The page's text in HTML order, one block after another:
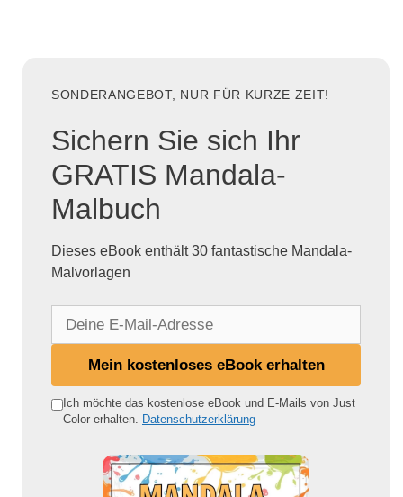
SONDERANGEBOT, NUR FÜR KURZE ZEIT!
Sichern Sie sich Ihr
GRATIS Mandala-
Malbuch
Dieses eBook enthält 30 fantastische Mandala-
Malvorlagen
e
Mein kostenloses eBook erhalten
Ich möchte das kostenlose eBook und E-Mails von Just
Color erhalten. Datenschutzerklärung